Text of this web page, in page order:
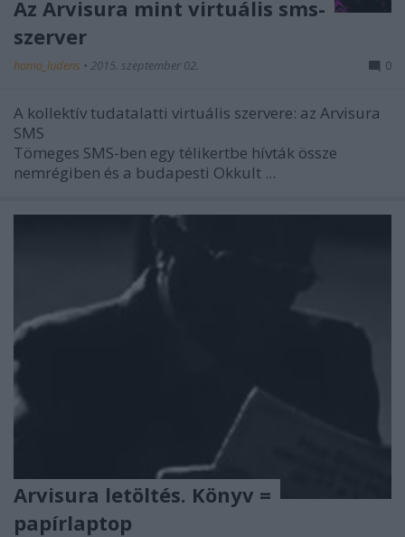
Az Arvisura mint virtuális sms-
szerver
homo_ludens • 2015. szeptember 02. 0
A kollektív tudatalatti virtuális szervere: az Arvisura
SMS
Tömeges SMS-ben egy télikertbe hívták össze
nemrégiben és a budapesti Okkult ...
Arvisura letöltés. Könyv =
papírlaptop